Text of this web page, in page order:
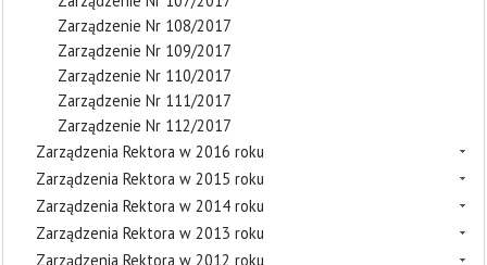
Zarządzenie Nr 108/2017
Zarządzenie Nr 109/2017
Zarządzenie Nr 110/2017
Zarządzenie Nr 111/2017
Zarządzenie Nr 112/2017
Zarządzenia Rektora w 2016 roku
Zarządzenia Rektora w 2015 roku
Zarządzenia Rektora w 2014 roku
Zarządzenia Rektora w 2013 roku
Zarządzenia Rektora w 2012 roku